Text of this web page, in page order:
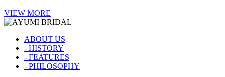
VIEW MORE
ABOUT US
- HISTORY
- FEATURES
- PHILOSOPHY